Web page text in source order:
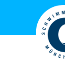
springen